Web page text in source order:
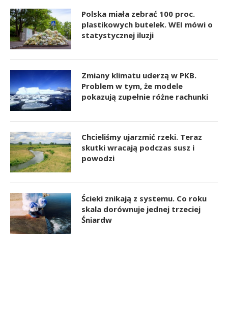
Polska miała zebrać 100 proc.
plastikowych butelek. WEI mówi o
statystycznej iluzji
Zmiany klimatu uderzą w PKB.
Problem w tym, że modele
pokazują zupełnie różne rachunki
Chcieliśmy ujarzmić rzeki. Teraz
skutki wracają podczas susz i
powodzi
Ścieki znikają z systemu. Co roku
skala dorównuje jednej trzeciej
Śniardw